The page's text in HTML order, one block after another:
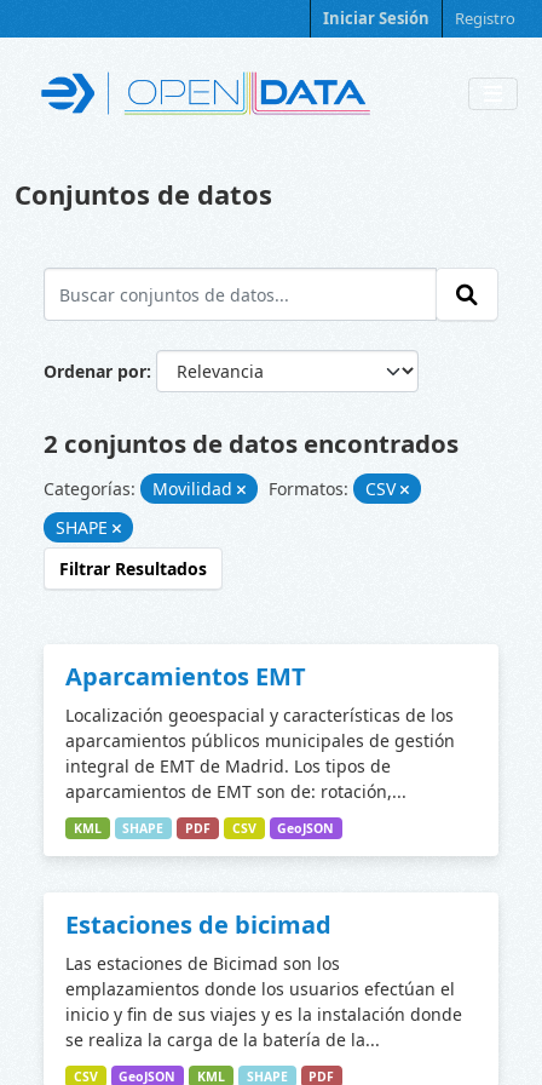
Iniciar Sesión Registro
Conjuntos de datos
Ordenar por
2 conjuntos de datos encontrados
Categorías: Movilidad Formatos:
CSV
SHAPE
Filtrar Resultados
Aparcamientos EMT
Localización geoespacial y características de los
aparcamientos públicos municipales de gestión
integral de EMT de Madrid. Los tipos de
aparcamientos de EMT son de: rotación,...
KML SHAPE PDF CSV GeoJSON
Estaciones de bicimad
Las estaciones de Bicimad son los
emplazamientos donde los usuarios efectúan el
inicio y fin de sus viajes y es la instalación donde
se realiza la carga de la batería de la...
CSV GeoJSON KML SHAPE PDF